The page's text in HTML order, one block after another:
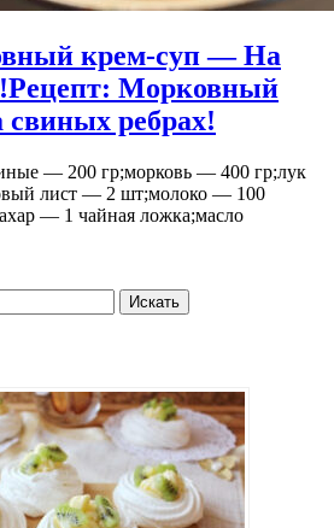
крем-суп — На
Рецепт: Морковный
ребрах!
— 200 гр;морковь — 400 гр;лук
лист — 2 шт;молоко — 100
— 1 чайная ложка;масло